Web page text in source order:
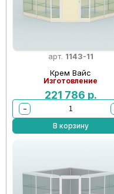
арт. 1143-11
Крем Вайс
Изготовление
221 786 р.
−
В корзину